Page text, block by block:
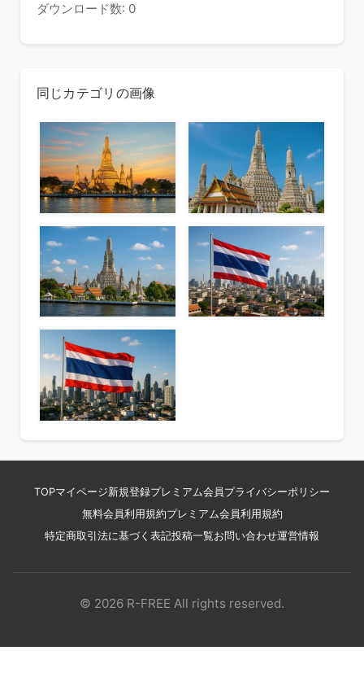
ダウンロード数: 0
同じカテゴリの画像
TOPマイページ新規登録プレミアム会員 プライバシーポリシー
無料会員利用規約プレミアム会員利用規約
特定商取引法に基づく表記投稿一覧お問い合わせ運営情報
© 2026 R-FREE All rights reserved.